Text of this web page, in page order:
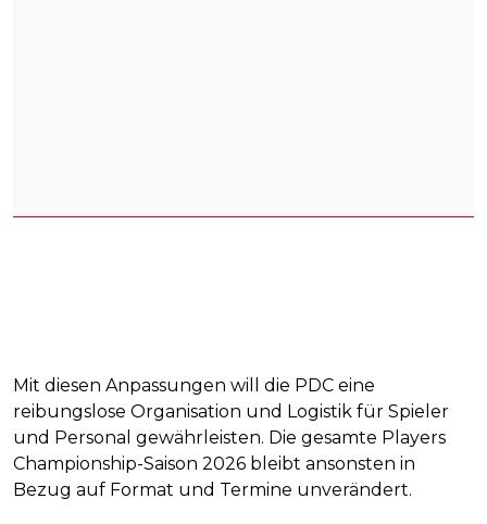
Mit diesen Anpassungen will die PDC eine
reibungslose Organisation und Logistik für Spieler
und Personal gewährleisten. Die gesamte Players
Championship-Saison 2026 bleibt ansonsten in
Bezug auf Format und Termine unverändert.